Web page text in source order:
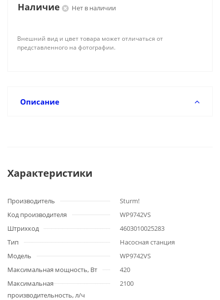
Наличие Нет в наличии
Внешний вид и цвет товара может отличаться от
представленного на фотографии.
Описание
Характеристики
Производитель
Sturm!
Код производителя
WP9742VS
Штрихкод
4603010025283
Тип
Насосная станция
Модель
WP9742VS
Максимальная мощность, Вт
420
Максимальная
производительность, л/ч
2100